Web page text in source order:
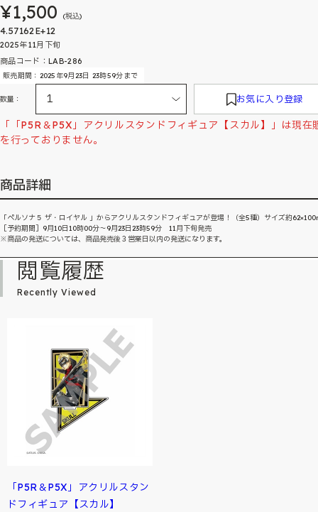
¥1,500 (税込)
4.57162E+12
2025年11月下旬
商品コード：LAB-286
販売期間：2025年9月23日 23時59分まで
数量： お気に入り登録
「「P5R＆P5X」アクリルスタンドフィギュア【スカル】」は現在
を行っておりません。
商品詳細
「ペルソナ５ ザ・ロイヤル 」からアクリルスタンドフィギュアが登場！（全5種）サイズ約
［予約期間］9月10日10時00分～9月23日23時59分 11月下旬発売
※商品の発送については、商品発売後３営業日以内の発送になります。
閲覧履歴
Recently Viewed
「P5R＆P5X」アクリルスタン
ドフィギュア【スカル】